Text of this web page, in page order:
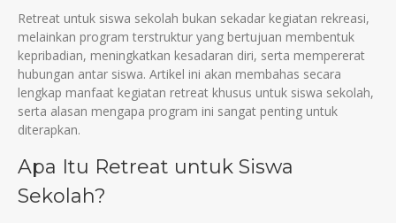
Retreat untuk siswa sekolah bukan sekadar kegiatan rekreasi,
melainkan program terstruktur yang bertujuan membentuk
kepribadian, meningkatkan kesadaran diri, serta mempererat
hubungan antar siswa. Artikel ini akan membahas secara
lengkap manfaat kegiatan retreat khusus untuk siswa sekolah,
serta alasan mengapa program ini sangat penting untuk
diterapkan.
Apa Itu Retreat untuk Siswa
Sekolah?